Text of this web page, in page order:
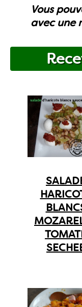
Vous
avec une